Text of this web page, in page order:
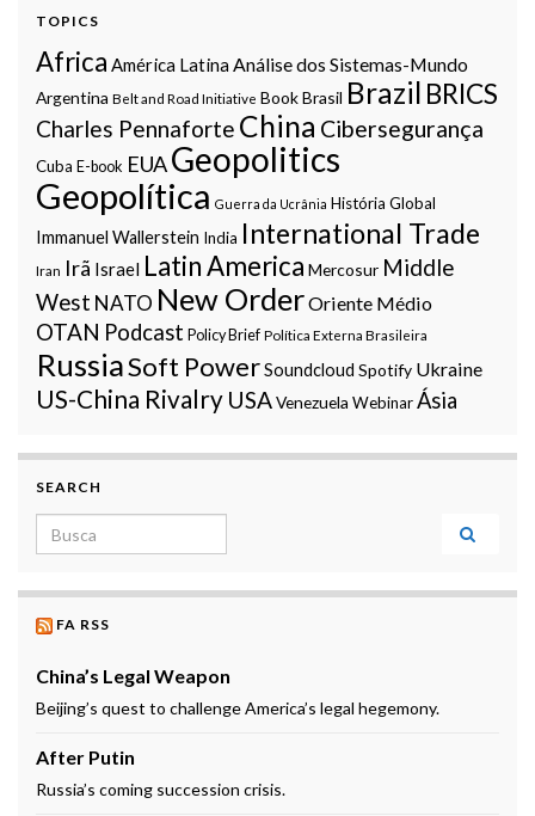
TOPICS
Africa América LatinaAnálise dos Sistemas-Mundo
Argentina Belt and Road Initiative BookBrasil Brazil BRICS
Charles Pennaforte China Cibersegurança
Cuba E-book EUAGeopolitics
Geopolítica Guerra da Ucrânia História Global
Immanuel Wallerstein India International Trade
Iran Irã Israel Latin America Mercosur Middle
West NATO New OrderOriente Médio
OTAN Podcast Policy Brief Política Externa Brasileira
RussiaSoft PowerSoundcloud Spotify Ukraine
US-China Rivalry USAVenezuela WebinarÁsia
SEARCH
Search for:
FA RSS
China’s Legal Weapon
Beijing’s quest to challenge America’s legal hegemony.
After Putin
Russia’s coming succession crisis.